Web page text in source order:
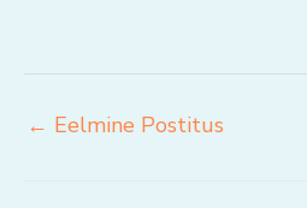
← Eelmine Postitus